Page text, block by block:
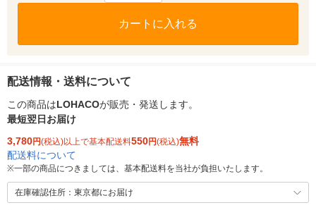
カートに入れる
配送情報・送料について
この商品はLOHACOが販売・発送します。
最短翌日お届け
3,780円(税込)以上で基本配送料550円(税込)無料
配送料について
※一部の商品につきましては、基本配送料を当社が負担いたします。
在庫確認住所：東京都にお届け